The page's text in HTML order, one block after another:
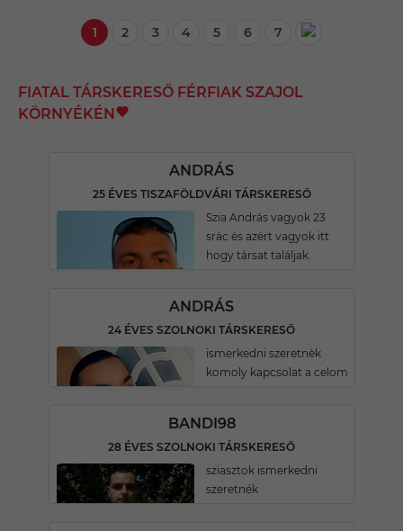
1 2 3 4 5 6 7
FIATAL TÁRSKERESŐ FÉRFIAK SZAJOL
KÖRNYÉKÉN
ANDRÁS
25 ÉVES TISZAFÖLDVÁRI TÁRSKERESŐ
Szia András vagyok 23
srác és azért vagyok itt
hogy társat találjak.
ANDRÁS
24 ÉVES SZOLNOKI TÁRSKERESŐ
ismerkedni szeretnèk
komoly kapcsolat a celom
BANDI98
28 ÉVES SZOLNOKI TÁRSKERESŐ
sziasztok ismerkedni
szeretnék